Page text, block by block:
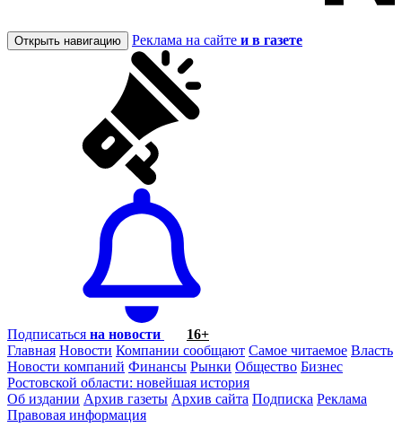
Открыть навигацию Реклама на сайте и в газете
Подписаться на новости
16+
Главная Новости Компании сообщают Самое читаемое Власть
Новости компаний Финансы Рынки Общество Бизнес
Ростовской области: новейшая история
Об издании Архив газеты Архив сайта Подписка Реклама
Правовая информация